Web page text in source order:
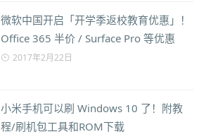
微软中国开启「开学季返校教育优惠」！
Office 365 半价 / Surface Pro 等优惠
2017年2月22日
小米手机可以刷 Windows 10 了！附教
程/刷机包工具和ROM下载